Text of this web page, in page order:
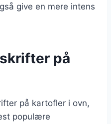
give en mere intens
på
på kartofler i ovn,
populære